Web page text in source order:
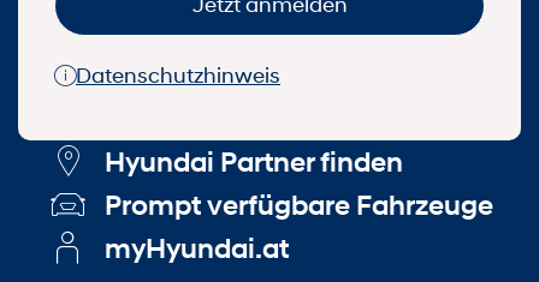
Datenschutzhinweis
Hyundai Partner finden
Prompt verfügbare Fahrzeuge
myHyundai.at